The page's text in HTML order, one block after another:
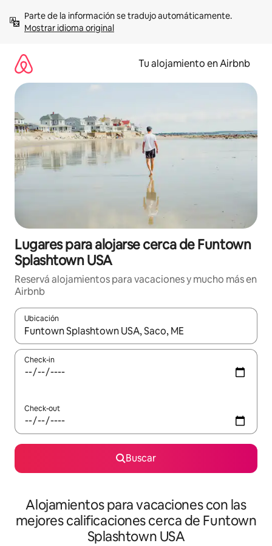
contenidoMostrar idioma original
Tu alojamiento en Airbnb
Lugares para alojarse cerca de Funtown
Splashtown USA
Reservá alojamientos para vacaciones y mucho más en
Airbnb
Ubicación
Cuando los resultados estén disponibles, navegá con las
Check-in
Check-out
Buscar
Alojamientos para vacaciones con las
mejores calificaciones cerca de Funtown
Splashtown USA